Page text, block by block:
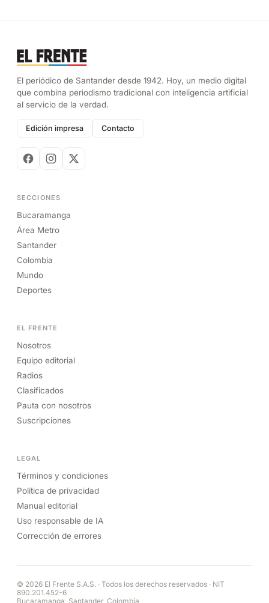
El periódico de Santander desde 1942. Hoy, un medio digital
que combina periodismo tradicional con inteligencia artificial
al servicio de la verdad.
Edición impresa Contacto
SECCIONES
Bucaramanga
Área Metro
Santander
Colombia
Mundo
Deportes
EL FRENTE
Nosotros
Equipo editorial
Radios
Clasificados
Pauta con nosotros
Suscripciones
LEGAL
Términos y condiciones
Política de privacidad
Manual editorial
Uso responsable de IA
Corrección de errores
© 2026 El Frente S.A.S. · Todos los derechos reservados · NIT
890.201.452-6
Bucaramanga, Santander, Colombia